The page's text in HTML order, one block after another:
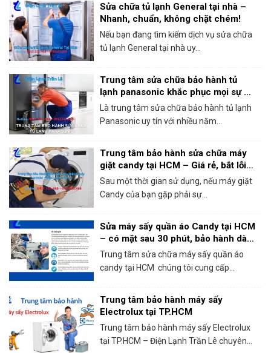
Sửa chữa tủ lạnh General tại nhà –
Nhanh, chuẩn, không chặt chém!
Nếu bạn đang tìm kiếm dịch vụ sửa chữa
tủ lạnh General tại nhà uy...
Trung tâm sửa chữa bảo hành tủ
lạnh panasonic khắc phục mọi sự cố
trong 1 lần gọi
Là trung tâm sửa chữa bảo hành tủ lạnh
Panasonic uy tín với nhiều năm...
Trung tâm bảo hành sửa chữa máy
giặt candy tại HCM – Giá rẻ, bắt lỗi
chính xác 100%
Sau một thời gian sử dụng, nếu máy giặt
Candy của bạn gặp phải sự...
Sửa máy sấy quần áo Candy tại HCM
– có mặt sau 30 phút, bảo hành dài
hạn!
Trung tâm sửa chữa máy sấy quần áo
candy tại HCM chúng tôi cung cấp...
Trung tâm bảo hành máy sấy
Electrolux tại TP.HCM
Trung tâm bảo hành máy sấy Electrolux
tại TP.HCM – Điện Lạnh Trần Lê chuyên...